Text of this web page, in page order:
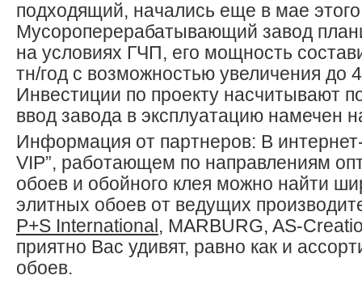
подходящий, начались еще в мае этого
Мусороперерабатывающий завод
на условиях ГЧП, его мощность
тн/год с возможностью увеличения до
Инвестиции по проекту насчитывают
ввод завода в эксплуатацию намечен
Информация от партнеров: В
VIP”, работающем по направлениям
обоев и обойного клея можно найти
элитных обоев от ведущих
P+S International , MARBURG, AS-
приятно Вас удивят, равно как и
обоев.